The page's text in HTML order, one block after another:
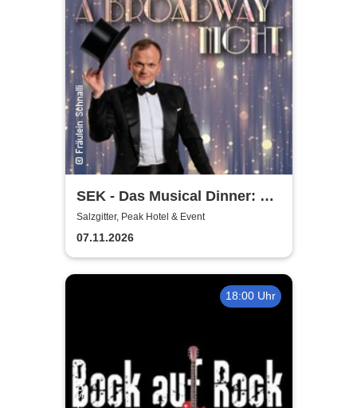
SEK - Das Musical Dinner: A
Broadway Night
Salzgitter, Peak Hotel & Event
07.11.2026
18:00 Uhr